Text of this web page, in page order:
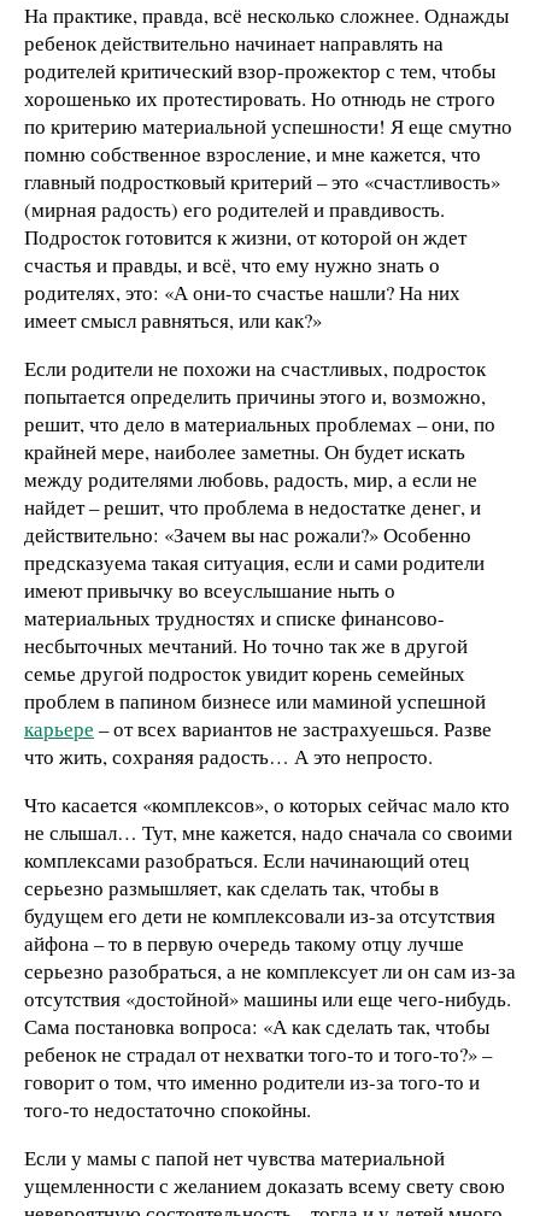
На практике, правда, всё несколько сложнее. Однажды
ребенок действительно начинает направлять на
родителей критический взор-прожектор с тем, чтобы
хорошенько их протестировать. Но отнюдь не строго
по критерию материальной успешности! Я еще смутно
помню собственное взросление, и мне кажется, что
главный подростковый критерий – это «счастливость»
(мирная радость) его родителей и правдивость.
Подросток готовится к жизни, от которой он ждет
счастья и правды, и всё, что ему нужно знать о
родителях, это: «А они-то счастье нашли? На них
имеет смысл равняться, или как?»
Если родители не похожи на счастливых, подросток
попытается определить причины этого и, возможно,
решит, что дело в материальных проблемах – они, по
крайней мере, наиболее заметны. Он будет искать
между родителями любовь, радость, мир, а если не
найдет – решит, что проблема в недостатке денег, и
действительно: «Зачем вы нас рожали?» Особенно
предсказуема такая ситуация, если и сами родители
имеют привычку во всеуслышание ныть о
материальных трудностях и списке финансово-
несбыточных мечтаний. Но точно так же в другой
семье другой подросток увидит корень семейных
проблем в папином бизнесе или маминой успешной
карьере – от всех вариантов не застрахуешься. Разве
что жить, сохраняя радость… А это непросто.
Что касается «комплексов», о которых сейчас мало кто
не слышал… Тут, мне кажется, надо сначала со своими
комплексами разобраться. Если начинающий отец
серьезно размышляет, как сделать так, чтобы в
будущем его дети не комплексовали из-за отсутствия
айфона – то в первую очередь такому отцу лучше
серьезно разобраться, а не комплексует ли он сам из-за
отсутствия «достойной» машины или еще чего-нибудь.
Сама постановка вопроса: «А как сделать так, чтобы
ребенок не страдал от нехватки того-то и того-то?» –
говорит о том, что именно родители из-за того-то и
того-то недостаточно спокойны.
Если у мамы с папой нет чувства материальной
ущемленности с желанием доказать всему свету свою